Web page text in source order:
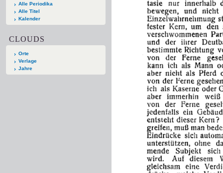
Alle Periodika
Alle Titel
Kalender
CLOUDS
Orte
Verlage
Jahre